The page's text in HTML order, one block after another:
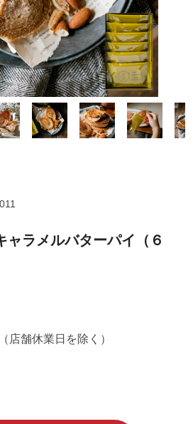
ャラメルバターパイ（６
店舗休業日を除く）